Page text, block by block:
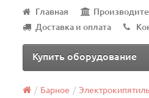
Главная
Доставка и оплата
Купить оборудование
Барное